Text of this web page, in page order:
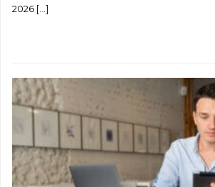
2026 […]